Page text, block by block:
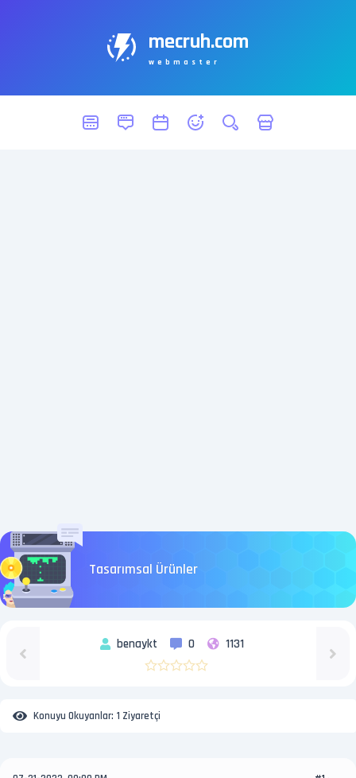
mecruh.com
webmaster
Tasarımsal Ürünler
benaykt 0 1131
Konuyu Okuyanlar: 1 Ziyaretçi